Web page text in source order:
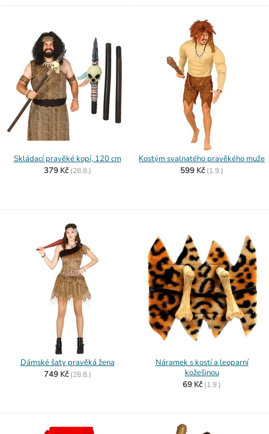
Skládací pravěké kopí, 120 cm
379 Kč (28.8.)
Kostým svalnatého pravěkého muže
599 Kč (1.9.)
Dámské šaty pravěká žena
749 Kč (28.8.)
Náramek s kostí a leoparní
kožešinou
69 Kč (1.9.)